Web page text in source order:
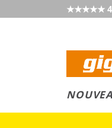
★★★★★